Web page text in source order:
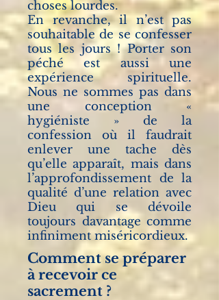
choses lourdes.
En revanche, il n’est pas
souhaitable de se confesser
tous les jours ! Porter son
péché est aussi une
expérience spirituelle.
Nous ne sommes pas dans
une conception «
hygiéniste » de la
confession où il faudrait
enlever une tache dès
qu’elle apparaît, mais dans
l’approfondissement de la
qualité d’une relation avec
Dieu qui se dévoile
toujours davantage comme
infiniment miséricordieux.
Comment se préparer
à recevoir ce
sacrement ?